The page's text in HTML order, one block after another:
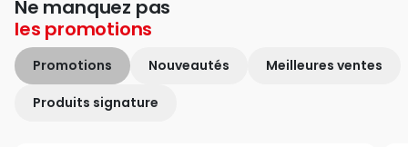
Ne manquez pas
les promotions
Promotions Nouveautés Meilleures ventes
Produits signature